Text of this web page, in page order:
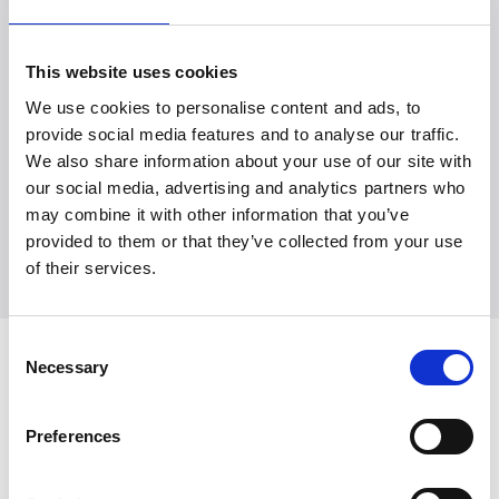
This website uses cookies
We use cookies to personalise content and ads, to
provide social media features and to analyse our traffic.
We also share information about your use of our site with
our social media, advertising and analytics partners who
may combine it with other information that you’ve
provided to them or that they’ve collected from your use
of their services.
Selection
Necessary
Preferences
Læs mere
Seneste nyheder